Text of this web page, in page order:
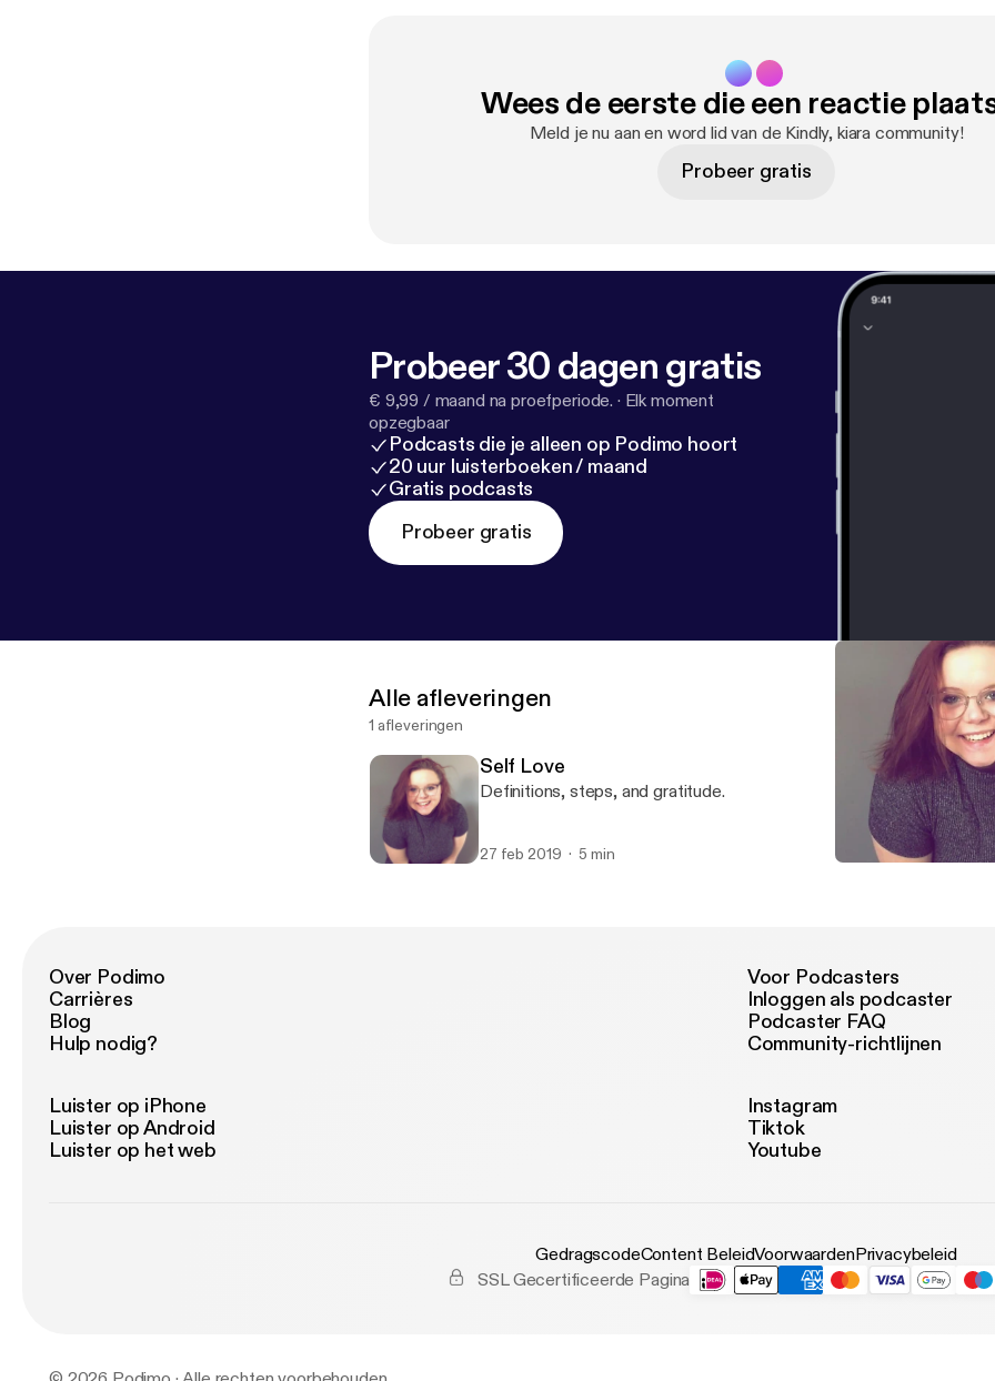
Wees de eerste die een reactie
Meld je nu aan en word lid van de Kindly, kiara community!
Probeer gratis
Probeer 30 dagen gratis
€ 9,99 / maand na proefperiode. · Elk moment
opzegbaar
Podcasts die je alleen op Podimo hoort
20 uur luisterboeken / maand
Gratis podcasts
Probeer gratis
Alle afleveringen
1 afleveringen
Self Love
Definitions, steps, and gratitude.
27 feb 2019 5 min
Over Podimo
Carrières
Blog
Hulp nodig?
Voor Podcasters
Inloggen als podcaster
Podcaster FAQ
Community-richtlijnen
Luister op iPhone
Luister op Android
Luister op het web
Instagram
Tiktok
Youtube
GedragscodeContent BeleidVoorwaardenPrivacybeleid
SSL Gecertificeerde Pagina